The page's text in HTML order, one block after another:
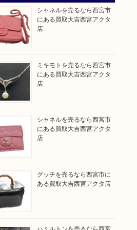
シャネルを売るなら西宮市
にある買取大吉西宮アクタ
店
ミキモトを売るなら西宮市
にある買取大吉西宮アクタ
店
シャネルを売るなら西宮市
にある買取大吉西宮アクタ
店
グッチを売るなら西宮市に
ある買取大吉西宮アクタ店